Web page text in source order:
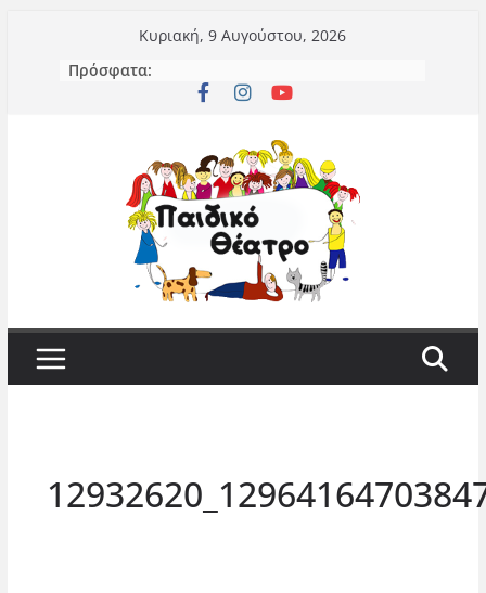
περιεχόμενο
Κυριακή, 9 Αυγούστου, 2026
Πρόσφατα: